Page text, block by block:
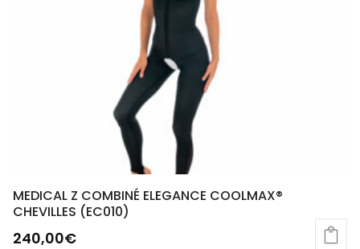
MEDICAL Z COMBINÉ ELEGANCE COOLMAX®
CHEVILLES (EC010)
240,00€